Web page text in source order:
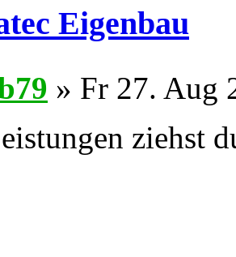
Eigenbau
» Fr 27. Aug
ziehst